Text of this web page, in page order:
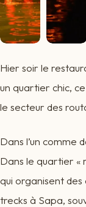
Hier soir le
un quartier chic,
le secteur des
Dans l’un comme
Dans le quartier «
qui organisent des
trecks à Sapa,